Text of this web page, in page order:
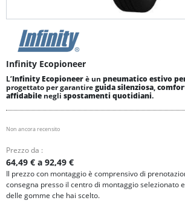
Infinity Ecopioneer
L’Infinity Ecopioneerè un pneumatico estivo
progettato per garantireguida silenziosa,
affidabile negli spostamenti quotidiani.
Non ancora recensito
Prezzo da :
64,49 € a 92,49 €
Il prezzo con montaggio è comprensivo di
consegna presso il centro di montaggio selezionato
delle gomme che hai scelto.